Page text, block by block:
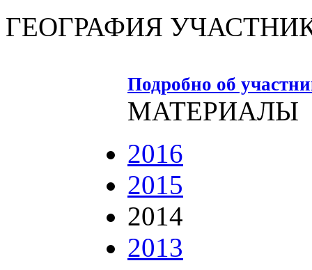
ГЕОГРАФИЯ
Подробно об
МАТЕРИАЛЫ
2016
2015
2014
2013